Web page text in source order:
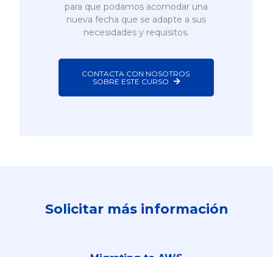
para que podamos acomodar una
nueva fecha que se adapte a sus
necesidades y requisitos.
CONTACTA CON NOSOTROS
SOBRE ESTE CURSO
Solicitar más información